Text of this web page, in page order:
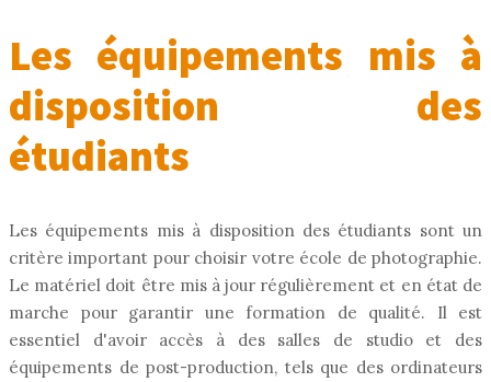
Les équipements mis à
disposition des
étudiants
Les équipements mis à disposition des étudiants sont un
critère important pour choisir votre école de photographie.
Le matériel doit être mis à jour régulièrement et en état de
marche pour garantir une formation de qualité. Il est
essentiel d'avoir accès à des salles de studio et des
équipements de post-production, tels que des ordinateurs